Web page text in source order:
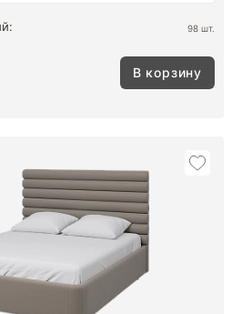
98 шт.
В корзину